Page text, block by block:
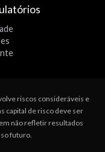
riscos consideráveis e
capital de risco deve ser
não refletir resultados
futuro.